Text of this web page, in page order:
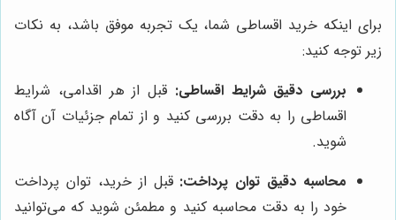
برای اینکه خرید اقساطی شما، یک تجربه موفق باشد، به نکات
زیر توجه کنید:
بررسی دقیق شرایط اقساطی: قبل از هر اقدامی، شرایط
اقساطی را به دقت بررسی کنید و از تمام جزئیات آن آگاه
شوید.
محاسبه دقیق توان پرداخت: قبل از خرید، توان پرداخت
خود را به دقت محاسبه کنید و مطمئن شوید که می‌توانید